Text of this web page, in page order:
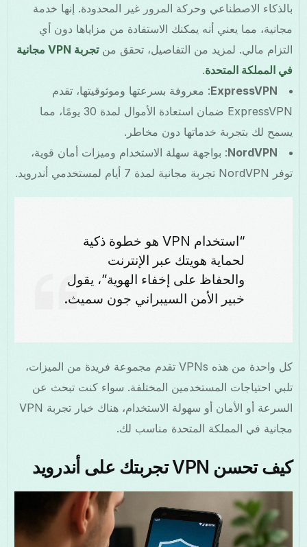
بالذكاء الاصطناعي وحركة المرور غير المحدودة. إنها خدمة
مجانية، مما يعني أنه يمكنك الاستفادة من مزاياها دون أي
التزام مالي. لمزيد من التفاصيل، تحقق من
تجربة VPN مجانية
في المملكة المتحدة.
ExpressVPN: معروفة بسرعتها وموثوقيتها، تقدم
ExpressVPN ضمان استعادة الأموال لمدة 30 يومًا، مما
يسمح لك بتجربة خدماتها دون مخاطر.
NordVPN: بواجهة سهلة الاستخدام وميزات أمان قوية،
توفر NordVPN تجربة مجانية لمدة 7 أيام لمستخدمي أندرويد.
“استخدام VPN هو خطوة ذكية
لحماية هويتك عبر الإنترنت
والحفاظ على إخفاء الهوية”، يقول
خبير الأمن السيبراني جون سميث.
كل واحدة من هذه VPNs تقدم مجموعة فريدة من الميزات،
تلبي احتياجات المستخدمين المختلفة. سواء كنت تبحث عن
السرعة أو الأمان أو سهولة الاستخدام، هناك خيار تجربة VPN
مجانية في المملكة المتحدة مناسب لك.
كيف تحسن VPN تجربتك على أندرويد